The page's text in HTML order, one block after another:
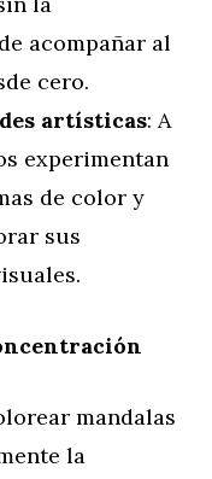
acompañar al
cero.
artísticas: A
experimentan
de color y
sus
mandalas
la